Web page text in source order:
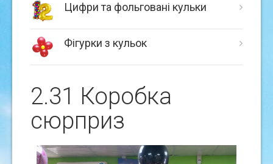
Цифри та фольговані кульки
Фігурки з кульок
2.31 Коробка
сюрприз